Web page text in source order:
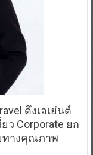
ดึงเอเย่นต์
ว Corporate ยก
ทางคุณภาพ